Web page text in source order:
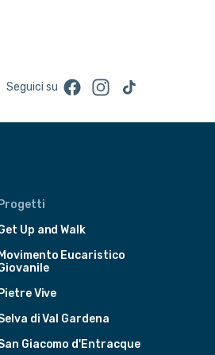
Seguici su FacebookInstagram
TikTok
Progetti
Up and Walk
Movimento Eucaristico
Pietre Vive
di Val Gardena
Giacomo d'Entracque